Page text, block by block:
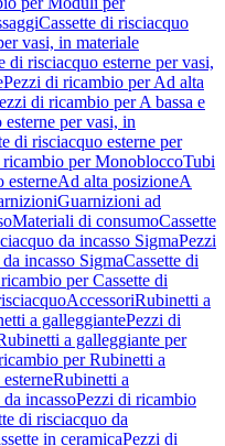
Cassette di risciacquo
vasi, in materiale
di risciacquo esterne per vasi,
Pezzi di ricambio per Ad alta
di ricambio per A bassa e
per vasi, in
di risciacquo esterne per
ricambio per MonobloccoTubi
esterneAd alta posizioneA
Guarnizioni ad
Materiali di consumoCassette
da incasso SigmaPezzi
incasso SigmaCassette di
per Cassette di
AccessoriRubinetti a
a galleggiantePezzi di
a galleggiante per
per Rubinetti a
Rubinetti a
incassoPezzi di ricambio
di risciacquo da
in ceramicaPezzi di